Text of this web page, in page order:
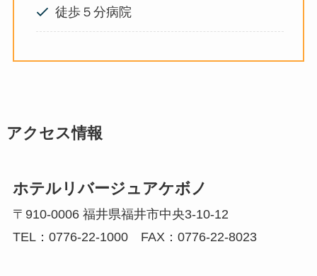
徒歩５分病院
アクセス情報
ホテルリバージュアケボノ
〒910-0006 福井県福井市中央3-10-12
TEL： 0776-22-1000FAX： 0776-22-8023